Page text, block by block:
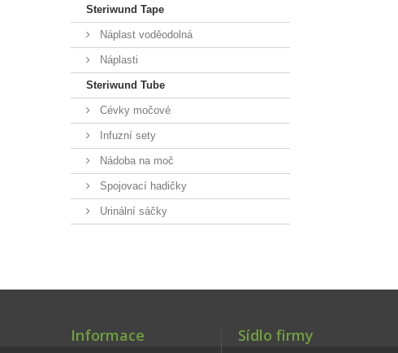
Steriwund Tape
Náplast voděodolná
Náplasti
Steriwund Tube
Cévky močové
Infuzní sety
Nádoba na moč
Spojovací hadičky
Urinální sáčky
Informace Sídlo firmy